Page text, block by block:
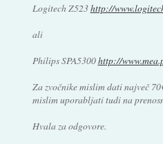
Logitech Z523http://
ali
Philips SPA5300http://
Za zvočnike mislim dati največ
mislim uporabljati tudi na
Hvala za odgovore.